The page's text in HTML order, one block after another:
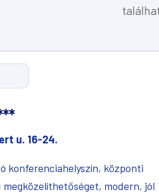
u. 16-24.
konferenciahelyszín, központi
modern, jól